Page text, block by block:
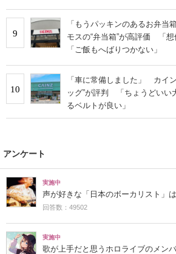
9
「もうパッキンのあるお弁
モスの“弁当箱”が高評価 「想
「ご飯もへばりつかない」
10
「車に常備しました」 カイ
ッグ”が評判 「ちょうどいい
るベルトが良い」
アンケート
実施中
声が好きな「日本のボーカリスト」
回答数：49502
実施中
歌が上手だと思うホロライブのメン